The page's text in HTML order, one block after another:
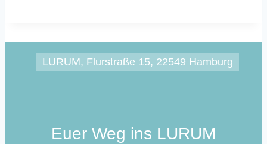
LURUM, Flurstraße 15, 22549 Hamburg
Euer Weg ins LURUM